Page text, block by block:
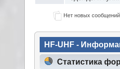
Нет новых сообщений
HF-UHF -
Статистика